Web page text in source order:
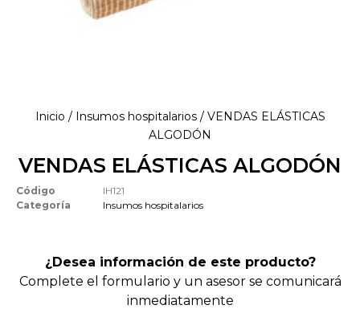
Inicio / Insumos hospitalarios/ VENDAS ELÁSTICAS
ALGODÓN
VENDAS ELÁSTICAS ALGODÓN
Código
IH121
Categoría
Insumos hospitalarios
¿Desea información de este producto?
Complete el formulario y un asesor se comunicará
inmediatamente